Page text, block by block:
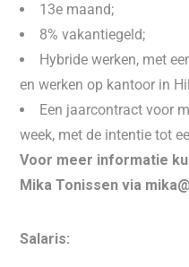
13e maand;
8% vakantiegeld;
Hybride werken, met
en werken op kantoor in
Een jaarcontract voor
week, met de intentie tot
Voor meer informatie
Mika Tonissen via
Salaris: